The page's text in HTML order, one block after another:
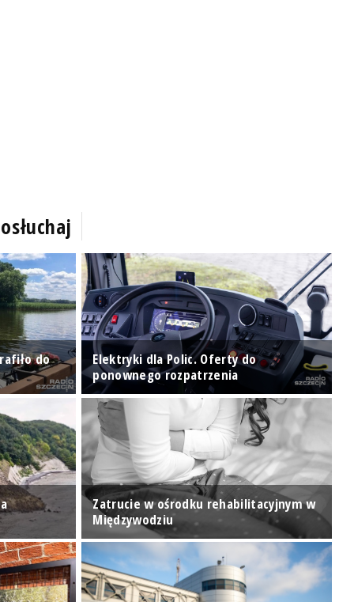
do
Elektryki dla Polic. Oferty do
ponownego rozpatrzenia
Zatrucie w ośrodku rehabilitacyjnym w
Międzywodziu